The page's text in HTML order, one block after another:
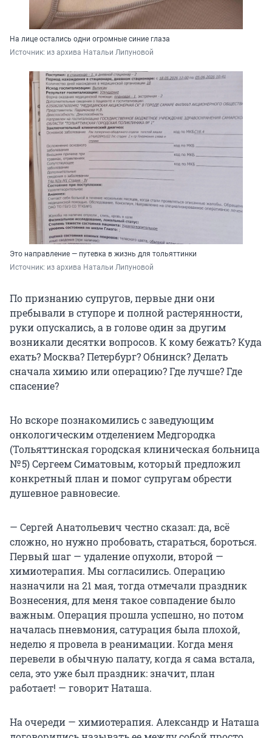
На лице остались одни огромные синие глаза
Источник: из архива Натальи Липуновой
Это направление — путевка в жизнь для тольяттинки
Источник: из архива Натальи Липуновой
По признанию супругов, первые дни они
пребывали в ступоре и полной растерянности,
руки опускались, а в голове один за другим
возникали десятки вопросов. К кому бежать? Куда
ехать? Москва? Петербург? Обнинск? Делать
сначала химию или операцию? Где лучше? Где
спасение?
Но вскоре познакомились с заведующим
онкологическим отделением Медгородка
(Тольяттинская городская клиническая больница
№ 5) Сергеем Симатовым, который предложил
конкретный план и помог супругам обрести
душевное равновесие.
— Сергей Анатольевич честно сказал: да, всё
сложно, но нужно пробовать, стараться, бороться.
Первый шаг — удаление опухоли, второй —
химиотерапия. Мы согласились. Операцию
назначили на 21 мая, тогда отмечали праздник
Вознесения, для меня такое совпадение было
важным. Операция прошла успешно, но потом
началась пневмония, сатурация была плохой,
неделю я провела в реанимации. Когда меня
перевели в обычную палату, когда я сама встала,
села, это уже был праздник: значит, план
работает! — говорит Наташа.
На очереди — химиотерапия. Александр и Наташа